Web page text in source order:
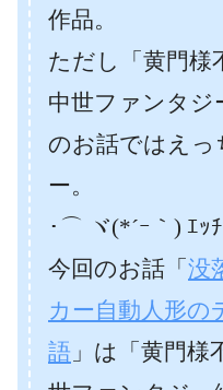
作品。
ただし「黄門様
中世ファンタジ
のお話ではえっ
ー。
･⌒ ヾ(*´ｰ｀) ｴｯ
今回のお話「 没
カー自動人形の
語 」は「黄門様